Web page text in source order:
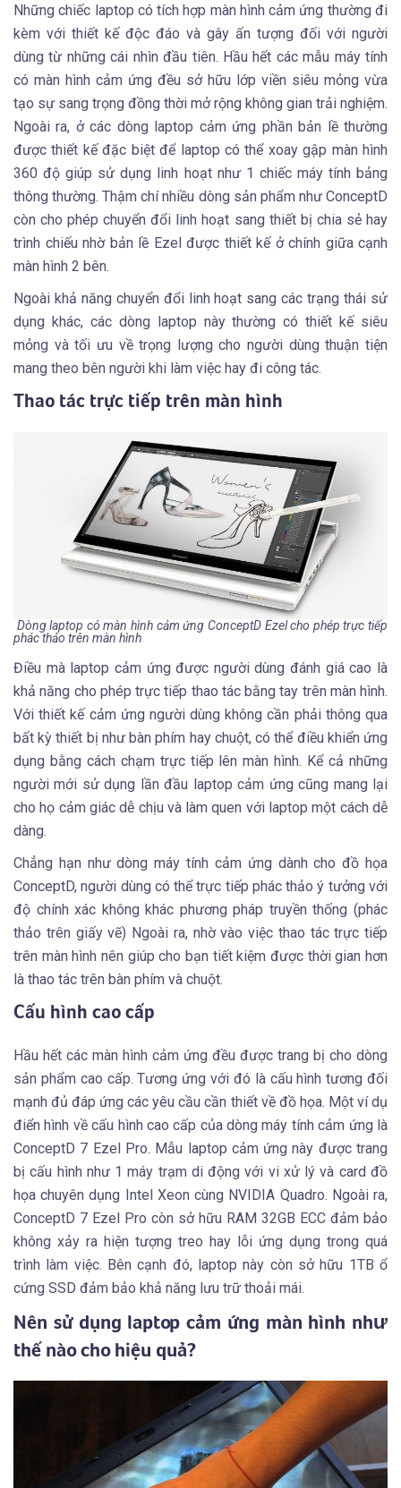
Những chiếc laptop có tích hợp màn hình cảm ứng thường đi
kèm với thiết kế độc đáo và gây ấn tượng đối với người
dùng từ những cái nhìn đầu tiên. Hầu hết các mẫu máy tính
có màn hình cảm ứng đều sở hữu lớp viền siêu mỏng vừa
tạo sự sang trọng đồng thời mở rộng không gian trải nghiệm.
Ngoài ra, ở các dòng laptop cảm ứng phần bản lề thường
được thiết kế đặc biệt để laptop có thể xoay gập màn hình
360 độ giúp sử dụng linh hoạt như 1 chiếc máy tính bảng
thông thường. Thậm chí nhiều dòng sản phẩm như ConceptD
còn cho phép chuyển đổi linh hoạt sang thiết bị chia sẻ hay
trình chiếu nhờ bản lề Ezel được thiết kế ở chính giữa cạnh
màn hình 2 bên.
Ngoài khả năng chuyển đổi linh hoạt sang các trạng thái sử
dụng khác, các dòng laptop này thường có thiết kế siêu
mỏng và tối ưu về trọng lượng cho người dùng thuận tiện
mang theo bên người khi làm việc hay đi công tác.
Thao tác trực tiếp trên màn hình
Dòng laptop có màn hình cảm ứng ConceptD Ezel cho phép trực tiếp
phác thảo trên màn hình
Điều mà laptop cảm ứng được người dùng đánh giá cao là
khả năng cho phép trực tiếp thao tác bằng tay trên màn hình.
Với thiết kế cảm ứng người dùng không cần phải thông qua
bất kỳ thiết bị như bàn phím hay chuột, có thể điều khiển ứng
dụng bằng cách chạm trực tiếp lên màn hình. Kể cả những
người mới sử dụng lần đầu laptop cảm ứng cũng mang lại
cho họ cảm giác dễ chịu và làm quen với laptop một cách dễ
dàng.
Chẳng hạn như dòng máy tính cảm ứng dành cho đồ họa
ConceptD, người dùng có thể trực tiếp phác thảo ý tưởng với
độ chính xác không khác phương pháp truyền thống (phác
thảo trên giấy vẽ) Ngoài ra, nhờ vào việc thao tác trực tiếp
trên màn hình nên giúp cho bạn tiết kiệm được thời gian hơn
là thao tác trên bàn phím và chuột.
Cấu hình cao cấp
Hầu hết các màn hình cảm ứng đều được trang bị cho dòng
sản phẩm cao cấp. Tương ứng với đó là cấu hình tương đối
mạnh đủ đáp ứng các yêu cầu cần thiết về đồ họa. Một ví dụ
điển hình về cấu hình cao cấp của dòng máy tính cảm ứng là
ConceptD 7 Ezel Pro. Mẫu laptop cảm ứng này được trang
bị cấu hình như 1 máy trạm di động với vi xử lý và card đồ
họa chuyên dụng Intel Xeon cùng NVIDIA Quadro. Ngoài ra,
ConceptD 7 Ezel Pro còn sở hữu RAM 32GB ECC đảm bảo
không xảy ra hiện tượng treo hay lỗi ứng dụng trong quá
trình làm việc. Bên cạnh đó, laptop này còn sở hữu 1TB ổ
cứng SSD đảm bảo khả năng lưu trữ thoải mái.
Nên sử dụng laptop cảm ứng màn hình như
thế nào cho hiệu quả?